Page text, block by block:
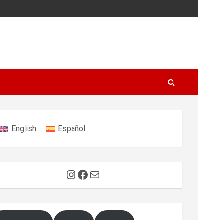
English Español
Instagram
Facebook
E-Mail